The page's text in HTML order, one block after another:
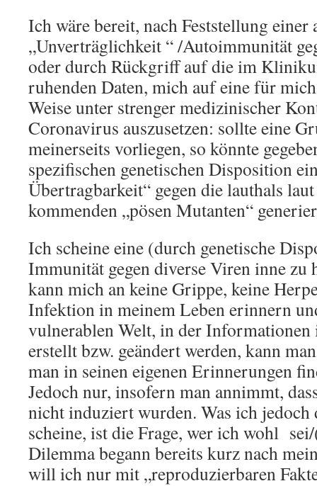
Ich wäre bereit, nach Feststellung
„Unverträglichkeit “ /Autoimmunität
oder durch Rückgriff auf die im
ruhenden Daten, mich auf eine für
Weise unter strenger medizinischer
Coronavirus auszusetzen: sollte eine
meinerseits vorliegen, so könnte
spezifischen genetischen Disposition
Übertragbarkeit“ gegen die lauthals
kommenden „pösen Mutanten“
Ich scheine eine (durch genetische
Immunität gegen diverse Viren inne zu
kann mich an keine Grippe, keine
Infektion in meinem Leben erinnern
vulnerablen Welt, in der Informationen
erstellt bzw. geändert werden, kann
man in seinen eigenen Erinnerungen
Jedoch nur, insofern man annimmt,
nicht induziert wurden. Was ich jedoch
scheine, ist die Frage, wer ich wohl
Dilemma begann bereits kurz nach
will ich nur mit „reproduzierbaren